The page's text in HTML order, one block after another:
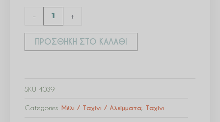
- +
ΠΡΟΣΘΉΚΗ ΣΤΟ ΚΑΛΆΘΙ
SKU 4039
Categories Μέλι / Ταχίνι / Αλείμματα Ταχίνι